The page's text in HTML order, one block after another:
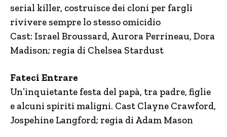
serial killer, costruisce dei cloni per fargli
rivivere sempre lo stesso omicidio
Cast: Israel Broussard, Aurora Perrineau, Dora
Madison; regia di Chelsea Stardust
Fateci Entrare
Un’inquietante festa del papà, tra padre, figlie
e alcuni spiriti maligni. Cast Clayne Crawford,
Jospehine Langford; regia di Adam Mason